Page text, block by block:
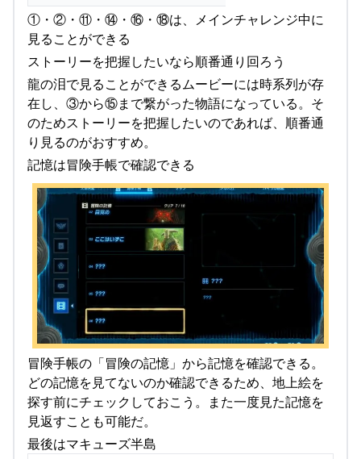
①・②・⑪・⑭・⑯・⑱は、メインチャレンジ中に
見ることができる
ストーリーを把握したいなら順番通り回ろう
龍の泪で見ることができるムービーには時系列が存
在し、③から⑮まで繋がった物語になっている。そ
のためストーリーを把握したいのであれば、順番通
り見るのがおすすめ。
記憶は冒険手帳で確認できる
冒険手帳の「冒険の記憶」から記憶を確認できる。
どの記憶を見てないのか確認できるため、地上絵を
探す前にチェックしておこう。また一度見た記憶を
見返すことも可能だ。
最後はマキューズ半島